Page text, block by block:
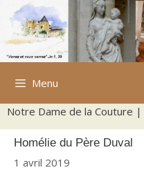
Aller
contenu
Menu
Notre Dame de la Couture |
Homélie du Père Duval
1 avril 2019